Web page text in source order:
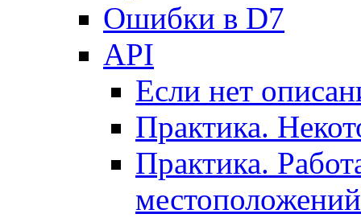
Ошибки в D7
API
Если нет
Практика.
Практика.
местоположений